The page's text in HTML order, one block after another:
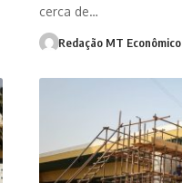
cerca de…
Redação MT Econômico